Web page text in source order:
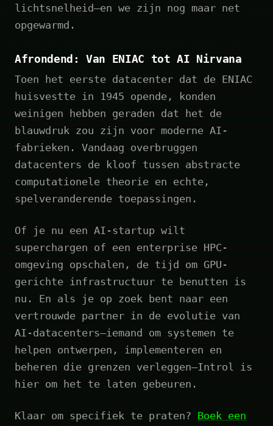
lichtsnelheid—en we zijn nog maar net
opgewarmd.
Afrondend: Van ENIAC tot AI Nirvana
Toen het eerste datacenter dat de ENIAC
huisvestte in 1945 opende, konden
weinigen hebben geraden dat het de
blauwdruk zou zijn voor moderne AI-
fabrieken. Vandaag overbruggen
datacenters de kloof tussen abstracte
computationele theorie en echte,
spelveranderende toepassingen.
Of je nu een AI-startup wilt
superchargen of een enterprise HPC-
omgeving opschalen, de tijd om GPU-
gerichte infrastructuur te benutten is
nu. En als je op zoek bent naar een
vertrouwde partner in de evolutie van
AI-datacenters—iemand om systemen te
helpen ontwerpen, implementeren en
beheren die grenzen verleggen—Introl is
hier om het te laten gebeuren.
Klaar om specifiek te praten? Boek een